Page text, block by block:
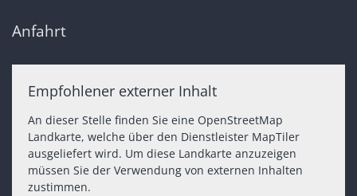
Anfahrt
Empfohlener externer Inhalt
An dieser Stelle finden Sie eine OpenStreetMap
Landkarte, welche über den Dienstleister MapTiler
ausgeliefert wird. Um diese Landkarte anzuzeigen
müssen Sie der Verwendung von externen Inhalten
zustimmen.